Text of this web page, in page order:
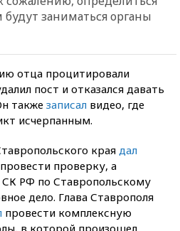
заниматься органы
отца процитировали
пост и отказался давать
также записал видео, где
исчерпанным.
края дал
проверку, а
РФ по Ставропольскому
дело. Глава Ставрополя
провести комплексную
в которой произошел